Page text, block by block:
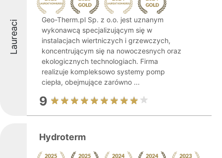
Laureaci
Geo-Therm.pl Sp. z o.o. jest uznanym
wykonawcą specjalizującym się w
instalacjach wiertniczych i grzewczych,
koncentrującym się na nowoczesnych oraz
ekologicznych technologiach. Firma
realizuje kompleksowo systemy pomp
ciepła, obejmujące zarówno ...
9
Hydroterm